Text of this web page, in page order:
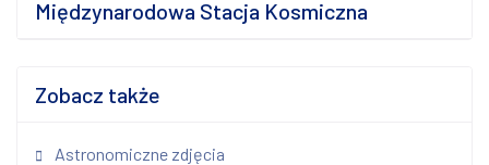
Międzynarodowa Stacja Kosmiczna
Zobacz także
Astronomiczne zdjęcia